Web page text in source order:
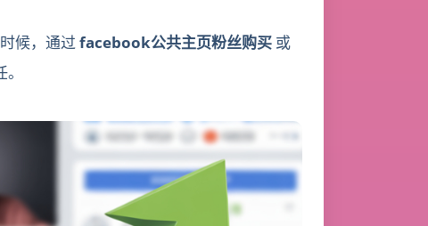
候，通过facebook公共主页粉丝购买 或